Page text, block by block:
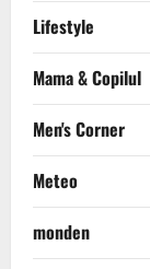
Lifestyle
Mama & Copilul
Men's Corner
Meteo
monden